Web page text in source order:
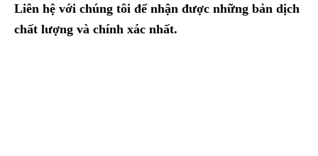
Liên hệ với chúng tôi để nhận được những bản dịch
chất lượng và chính xác nhất.